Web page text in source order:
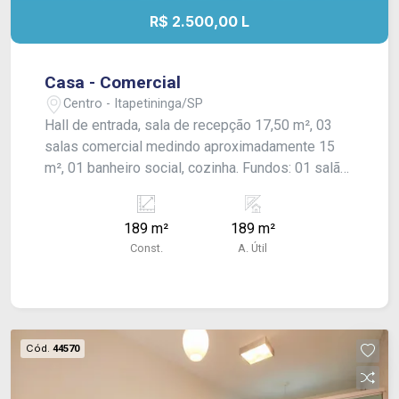
R$ 2.500,00 L
Casa - Comercial
Centro - Itapetininga/SP
Hall de entrada, sala de recepção 17,50 m², 03
salas comercial medindo aproximadamente 15
m², 01 banheiro social, cozinha. Fundos: 01 salão
cozinha, lavanderia e 01 banheiro. Acabamento:
Taco, laje, laminado, ar- condicionado, porta social
automático, forro e janelas blindex.
189 m²
Const.
189 m²
A. Útil
Cód. 44570